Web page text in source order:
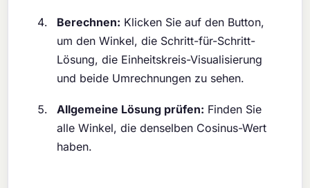
Berechnen: Klicken Sie auf den Button,
um den Winkel, die Schritt-für-Schritt-
Lösung, die Einheitskreis-Visualisierung
und beide Umrechnungen zu sehen.
Allgemeine Lösung prüfen: Finden Sie
alle Winkel, die denselben Cosinus-Wert
haben.